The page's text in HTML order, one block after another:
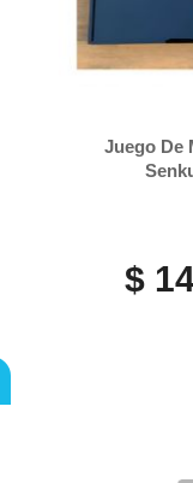
Juego De
$